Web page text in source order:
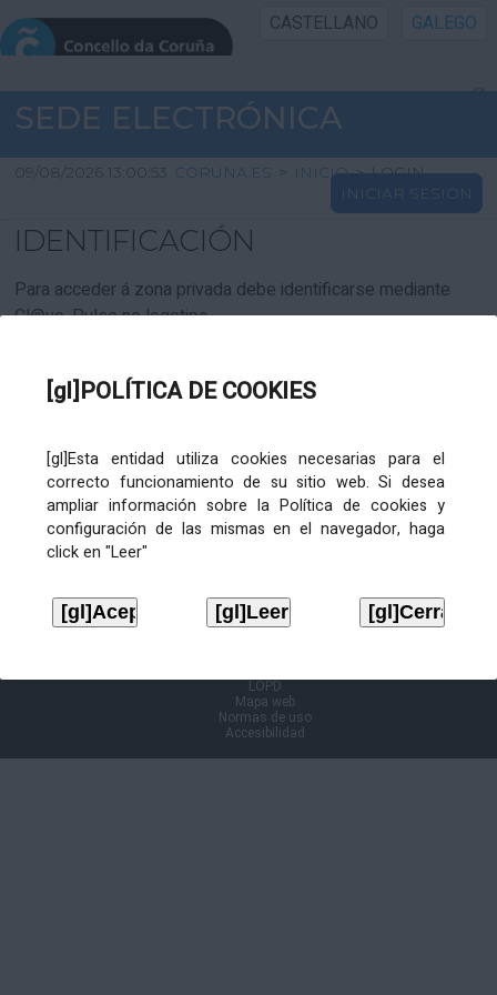
[gl]POLÍTICA DE COOKIES
[gl]Esta entidad utiliza cookies necesarias para el
correcto funcionamiento de su sitio web. Si desea
ampliar información sobre la Política de cookies y
configuración de las mismas en el navegador, haga
click en "Leer"
CASTELLANO GALEGO
INICIO SEDE
INICIO
INFORMACIÓN PÚBLICA
CARTAFOL CIDADÁN
SEDE ELECTRÓNICA
09/08/2026 13:00:53 CORUNA.ES > INICIO > LOGIN
INICIAR SESIÓN
IDENTIFICACIÓN
Para acceder á zona privada debe identificarse mediante
Cl@ve. Pulse no logotipo
LOPD
Mapa web
Normas de uso
Accesibilidad